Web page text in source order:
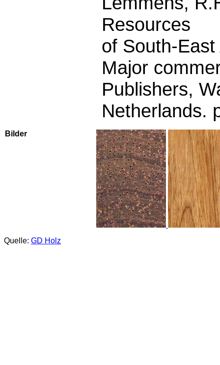
Resources
of South-
Major
Publishers,
Netherlands.
Bilder
Quelle: GD Holz